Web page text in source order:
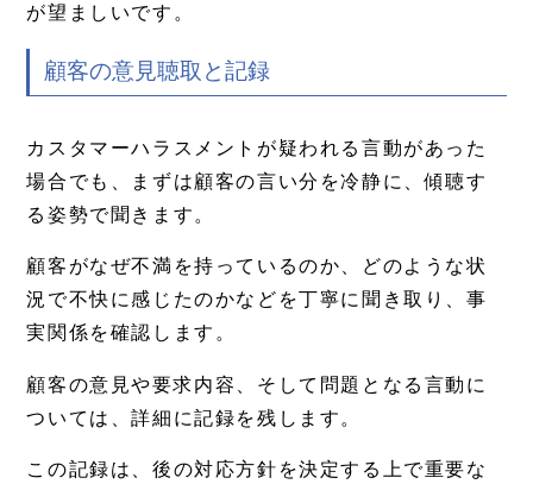
が望ましいです。
顧客の意見聴取と記録
カスタマーハラスメントが疑われる言動があった
場合でも、まずは顧客の言い分を冷静に、傾聴す
る姿勢で聞きます。
顧客がなぜ不満を持っているのか、どのような状
況で不快に感じたのかなどを丁寧に聞き取り、事
実関係を確認します。
顧客の意見や要求内容、そして問題となる言動に
ついては、詳細に記録を残します。
この記録は、後の対応方針を決定する上で重要な